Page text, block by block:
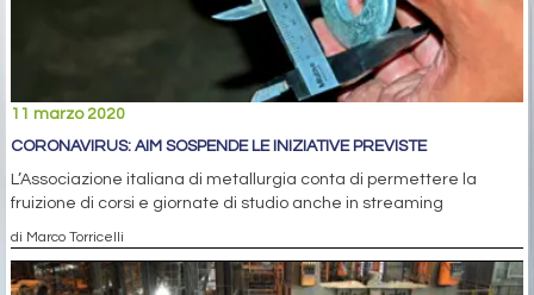
11 marzo 2020
CORONAVIRUS: AIM SOSPENDE LE INIZIATIVE PREVISTE
L’Associazione italiana di metallurgia conta di permettere la
fruizione di corsi e giornate di studio anche in streaming
di Marco Torricelli